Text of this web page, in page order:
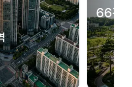
다시 시도